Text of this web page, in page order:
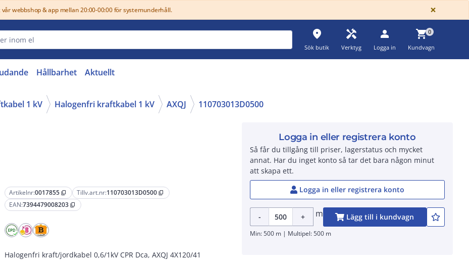
webbshop & app mellan 20:00-00:00 för systemunderhåll. ×
place
Sök butik
handyman
Verktyg
person
Logga in
shopping_cart0
Kundvagn
Hållbarhet Aktuellt
1 kV Halogenfri kraftkabel 1 kV AXQJ 110703013D0500
Artikelnr:0017855 content_copy Tillv.art.nr:110703013D0500 content_copy
EAN:7394479008203 content_copy
Halogenfri kraft/jordkabel 0,6/1kV CPR Dca, AXQJ 4X120/41
Logga in eller registrera konto
Så får du tillgång till priser, lagerstatus och mycket
annat. Har du inget konto så tar det bara någon minut
att skapa ett.
Logga in eller registrera konto
- + m Lägg till i kundvagn
Min: 500 m | Multipel: 500 m